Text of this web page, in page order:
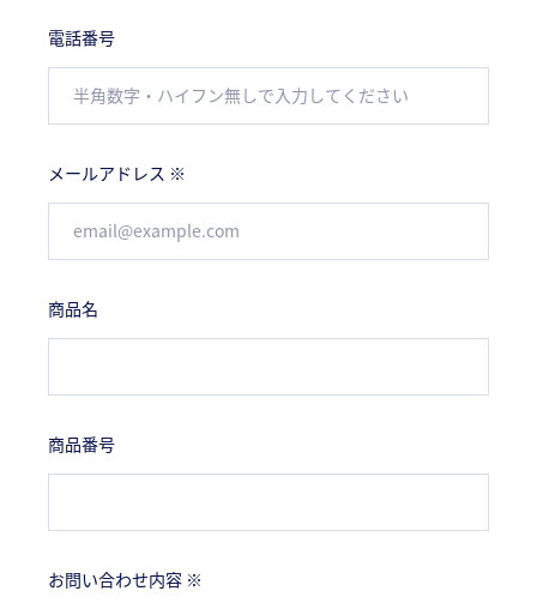
電話番号
メールアドレス ※
商品名
商品番号
お問い合わせ内容 ※